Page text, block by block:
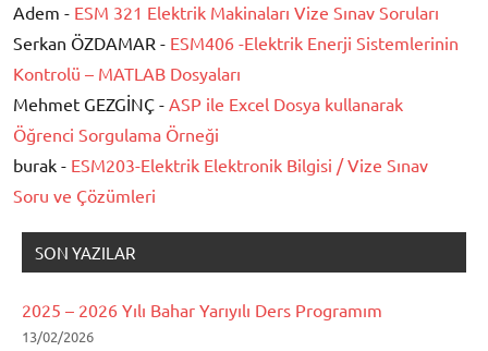
Adem - ESM 321 Elektrik Makinaları Vize Sınav Soruları
Serkan ÖZDAMAR - ESM406 -Elektrik Enerji Sistemlerinin
Kontrolü – MATLAB Dosyaları
Mehmet GEZGİNÇ - ASP ile Excel Dosya kullanarak
Öğrenci Sorgulama Örneği
burak - ESM203-Elektrik Elektronik Bilgisi / Vize Sınav
Soru ve Çözümleri
SON YAZILAR
2025 – 2026 Yılı Bahar Yarıyılı Ders Programım
13/02/2026